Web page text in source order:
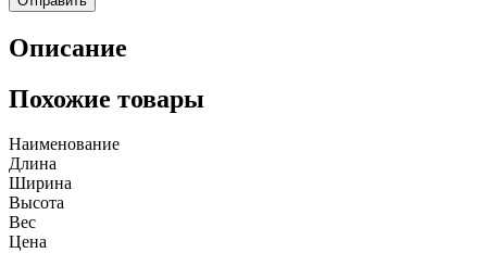
Описание
Похожие товары
Наименование
Длина
Ширина
Высота
Вес
Цена